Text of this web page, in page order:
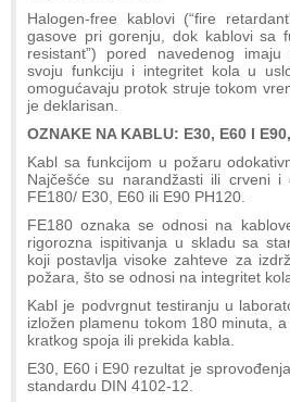
Halogen-free kablovi (“fire
gasove pri gorenju, dok kablovi sa
resistant”) pored navedenog
svoju funkciju i integritet kola u
omogućavaju protok struje tokom
je deklarisan.
OZNAKE NA KABLU: E30, E60 I
Kabl sa funkcijom u požaru
Najčešće su narandžasti ili crveni i
FE180/ E30, E60 ili E90 PH120.
FE180 oznaka se odnosi na
rigorozna ispitivanja u skladu sa
koji postavlja visoke zahteve za
požara, što se odnosi na integritet
Kabl je podvrgnut testiranju u
izložen plamenu tokom 180 minuta,
kratkog spoja ili prekida kabla.
E30, E60 i E90 rezultat je
standardu DIN 4102-12.